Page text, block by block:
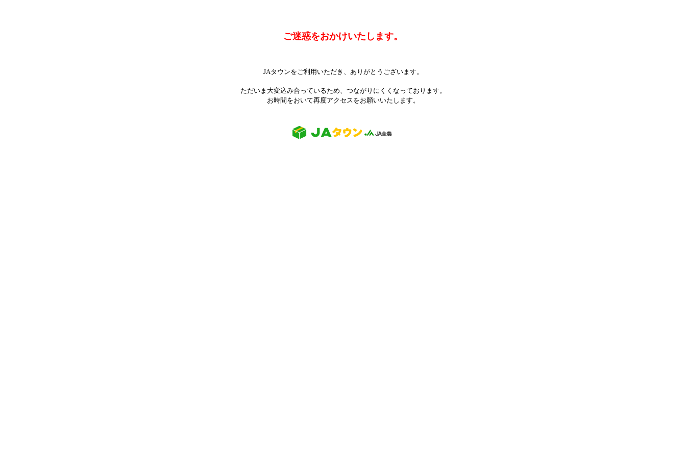
ご迷惑をおかけいたします。
JAタウンをご利用いただき、ありがとうございます。
ただいま大変込み合っているため、つながりにくくなっております。
お時間をおいて再度アクセスをお願いいたします。